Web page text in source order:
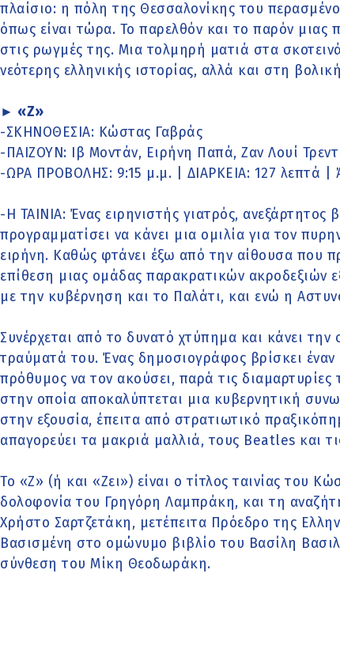
πλαίσιο: η πόλη της Θεσσαλονίκης του
όπως είναι τώρα. Το παρελθόν και το παρόν μιας
στις ρωγμές της. Μια τολμηρή ματιά στα
νεότερης ελληνικής ιστορίας, αλλά και στη
► «Ζ»
-ΣΚΗΝΟΘΕΣΙΑ: Κώστας Γαβράς
-ΠΑΙΖΟΥΝ: Ιβ Μοντάν, Ειρήνη Παπά, Ζαν Λουί
-ΩΡΑ ΠΡΟΒΟΛΗΣ: 9:15 μ.μ. | ΔΙΑΡΚΕΙΑ: 127 λεπτά |
-Η ΤΑΙΝΙΑ: Ένας ειρηνιστής γιατρός, ανεξάρτητος
προγραμματίσει να κάνει μια ομιλία για τον
ειρήνη. Καθώς φτάνει έξω από την αίθουσα που
επίθεση μιας ομάδας παρακρατικών ακροδεξιών
με την κυβέρνηση και το Παλάτι, και ενώ η
Συνέρχεται από το δυνατό χτύπημα και κάνει
τραύματά του. Ένας δημοσιογράφος βρίσκει έναν
πρόθυμος να τον ακούσει, παρά τις
στην οποία αποκαλύπτεται μια κυβερνητική
στην εξουσία, έπειτα από στρατιωτικό
απαγορεύει τα μακριά μαλλιά, τους Beatles και
Το «Ζ» (ή και «Ζει») είναι ο τίτλος ταινίας του
δολοφονία του Γρηγόρη Λαμπράκη, και τη
Χρήστο Σαρτζετάκη, μετέπειτα Πρόεδρο της
Βασισμένη στο ομώνυμο βιβλίο του Βασίλη
σύνθεση του Μίκη Θεοδωράκη.